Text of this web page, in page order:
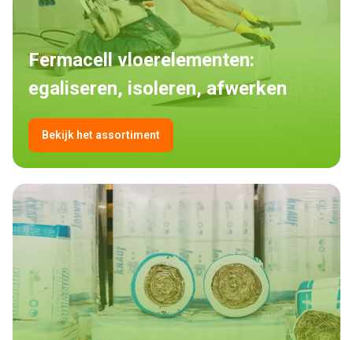
Fermacell vloerelementen:
egaliseren, isoleren, afwerken
Bekijk het assortiment